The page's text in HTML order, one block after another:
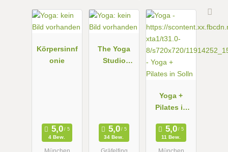
Körpersinnf
onie
4 Bew.
The Yoga
Studio
34 Bew.
Yoga +
Pilates in
11 Bew.